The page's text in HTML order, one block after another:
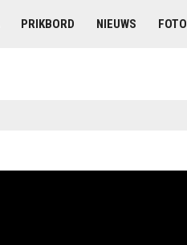
PRIKBORD NIEUWS FOTO